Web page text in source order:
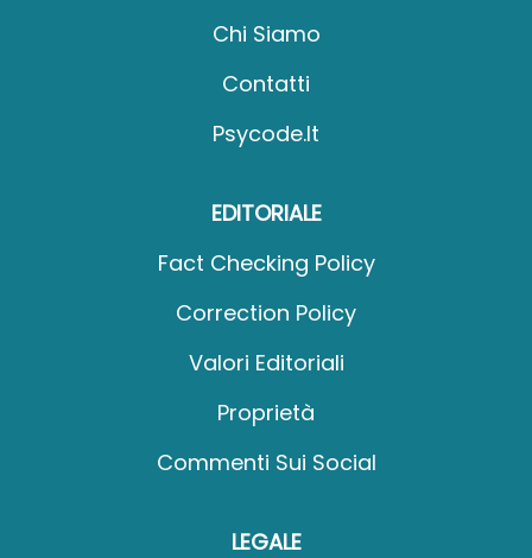
Chi Siamo
Contatti
Psycode.it
EDITORIALE
Fact Checking Policy
Correction Policy
Valori Editoriali
Proprietà
Commenti Sui Social
LEGALE